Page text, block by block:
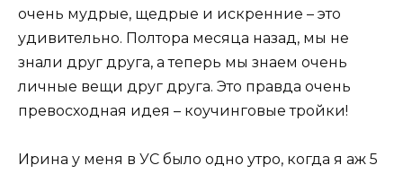
очень мудрые, щедрые и искренние – это
удивительно. Полтора месяца назад, мы не
знали друг друга, а теперь мы знаем очень
личные вещи друг друга. Это правда очень
превосходная идея – коучинговые тройки!
Ирина у меня в УС было одно утро, когда я аж 5